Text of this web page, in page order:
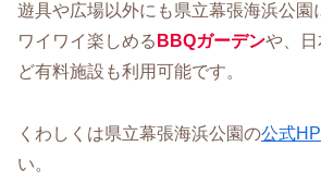
遊具や広場以外にも県立幕張海浜公園
ワイワイ楽しめる BBQガーデンや、日
ど有料施設も利用可能です。
くわしくは県立幕張海浜公園の公式HP
い。